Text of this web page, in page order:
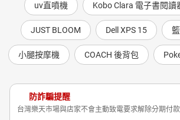
湯姆歷險記36_作者、譯者、朗讀者簡介
湯姆歷險記37_書籍簡介
湯姆歷險記38_試聽"
uv直噴機 Kobo Clara 電子書閱讀
JUST BLOOM Dell XPS 15
小腿按摩機 COACH 後背包
防詐騙提醒
台灣樂天市場與店家不會主動致電要求解除分期付